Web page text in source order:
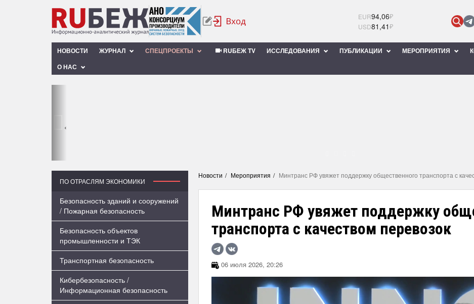
EUR94,06₽
USD81,41₽
НОВОСТИ ЖУРНАЛ СПЕЦПРОЕКТЫ RUБЕЖ TV ИССЛЕДОВАНИЯ ПУБЛИКАЦИИ МЕРОПРИЯТИЯ
О НАС
‹
ПО ОТРАСЛЯМ ЭКОНОМИКИ
Безопасность зданий и сооружений
/ Пожарная безопасность
Безопасность объектов
промышленности и ТЭК
Транспортная безопасность
Кибербезопасность /
Информационная безопасность
Новости Мероприятия Минтранс РФ увяжет поддержку общественного транспорта с
Минтранс РФ увяжет поддержку
транспорта с качеством перевозок
06 июля 2026, 20:26